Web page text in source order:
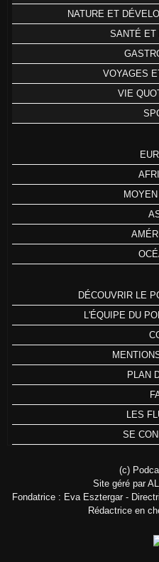
NATURE ET
SANTÉ ET
VOYAGES
VIE
DÉCOUVRIR LE
L'ÉQUIPE DU
PLAN
LES
SE
(c)
Site géré par
Fondatrice : Eva Esztergar -
Rédactrice en